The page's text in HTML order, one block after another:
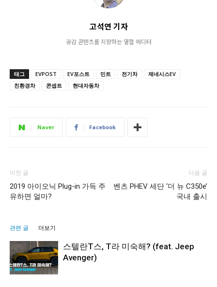
고석연 기자
공감 콘텐츠를 지향하는 열혈 에디터
태그 EVPOST EV포스트 민트 전기차
제네시스EV
친환경차
콘셉트 현대자동차
Naver Facebook
이전 글
2019 아이오닉 Plug-in 가득 주
유하면 얼마?
다음 글
벤츠 PHEV 세단 ‘더 뉴 C350e’
국내 출시
관련 글 더보기
스텔란T스, T라 미숙해? (feat. Jeep
Avenger)